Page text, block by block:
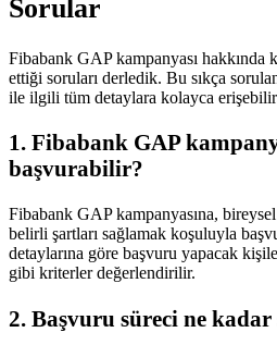
Sorular
Fibabank GAP kampanyası hakkında
ettiği soruları derledik. Bu sıkça
ile ilgili tüm detaylara kolayca
1. Fibabank GAP
başvurabilir?
Fibabank GAP kampanyasına,
belirli şartları sağlamak koşuluyla
detaylarına göre başvuru yapacak
gibi kriterler değerlendirilir.
2. Başvuru süreci ne